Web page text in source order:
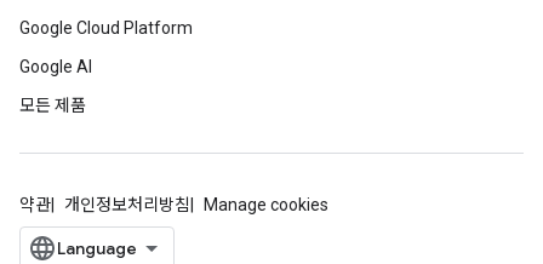
Google Cloud Platform
Google AI
모든 제품
약관 개인정보처리방침 Manage cookies